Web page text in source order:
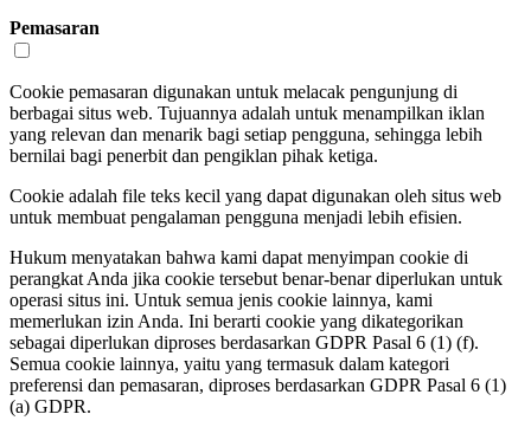
Pemasaran
Cookie pemasaran digunakan untuk melacak pengunjung di
berbagai situs web. Tujuannya adalah untuk menampilkan iklan
yang relevan dan menarik bagi setiap pengguna, sehingga lebih
bernilai bagi penerbit dan pengiklan pihak ketiga.
Cookie adalah file teks kecil yang dapat digunakan oleh situs web
untuk membuat pengalaman pengguna menjadi lebih efisien.
Hukum menyatakan bahwa kami dapat menyimpan cookie di
perangkat Anda jika cookie tersebut benar-benar diperlukan untuk
operasi situs ini. Untuk semua jenis cookie lainnya, kami
memerlukan izin Anda. Ini berarti cookie yang dikategorikan
sebagai diperlukan diproses berdasarkan GDPR Pasal 6 (1) (f).
Semua cookie lainnya, yaitu yang termasuk dalam kategori
preferensi dan pemasaran, diproses berdasarkan GDPR Pasal 6 (1)
(a) GDPR.